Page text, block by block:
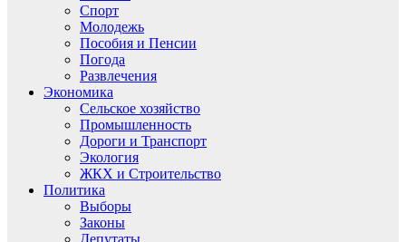
Спорт
Молодежь
Пособия и Пенсии
Погода
Развлечения
Экономика
Сельское хозяйство
Промышленность
Дороги и Транспорт
Экология
ЖКХ и Строительство
Политика
Выборы
Законы
Депутаты